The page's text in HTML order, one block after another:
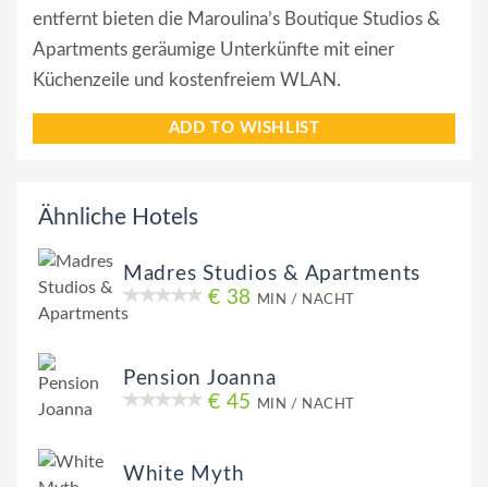
entfernt bieten die Maroulina’s Boutique Studios &
Apartments geräumige Unterkünfte mit einer
Küchenzeile und kostenfreiem WLAN.
ADD TO WISHLIST
Ähnliche Hotels
Madres Studios & Apartments
€ 38
MIN / NACHT
Pension Joanna
€ 45
MIN / NACHT
White Myth